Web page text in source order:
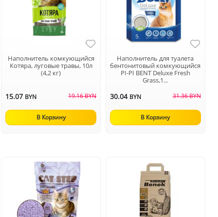
Наполнитель комкующийся
Котяра, луговые травы, 10л
(4,2 кг)
15.07 BYN 19.16 BYN
В Корзину
Наполнитель для туалета
бентонитовый комкующийся
PI-PI BENT Deluxe Fresh
Grass,1...
30.04 BYN 31.36 BYN
В Корзину